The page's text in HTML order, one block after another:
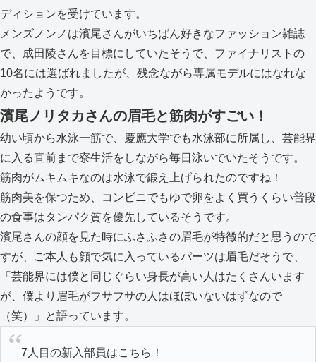
ディションを受けています。
メンズノンノは濱尾さんがいちばん好きなファッション雑誌
で、成田陵さんを目標にしていたそうで、ファイナリストの
10名には選ばれましたが、残念ながら専属モデルにはなれな
かったようです。
濱尾ノリタカさんの眉毛と筋肉がすごい！
幼い頃から水泳一筋で、慶應大学でも水泳部に所属し、芸能界
に入る直前まで寮生活をしながら毎日泳いでいたそうです。
筋肉がムキムキなのは水泳で鍛え上げられたのですね！
筋肉美を保つため、コンビニでもゆで卵をよく買うくらい普段
の食事はタンパク質を優先しているそうです。
濱尾さんの顔を見た時にふさふさの眉毛が特徴的だと思うので
すが、ご本人も顔で気に入っているパーツは眉毛だそうで、
「芸能界には僕と同じぐらい身長が高い人はたくさんいます
が、僕より眉毛がフサフサの人はほぼいないはずなので
（笑）」と語っています。
7人目の新入部員はこちら！